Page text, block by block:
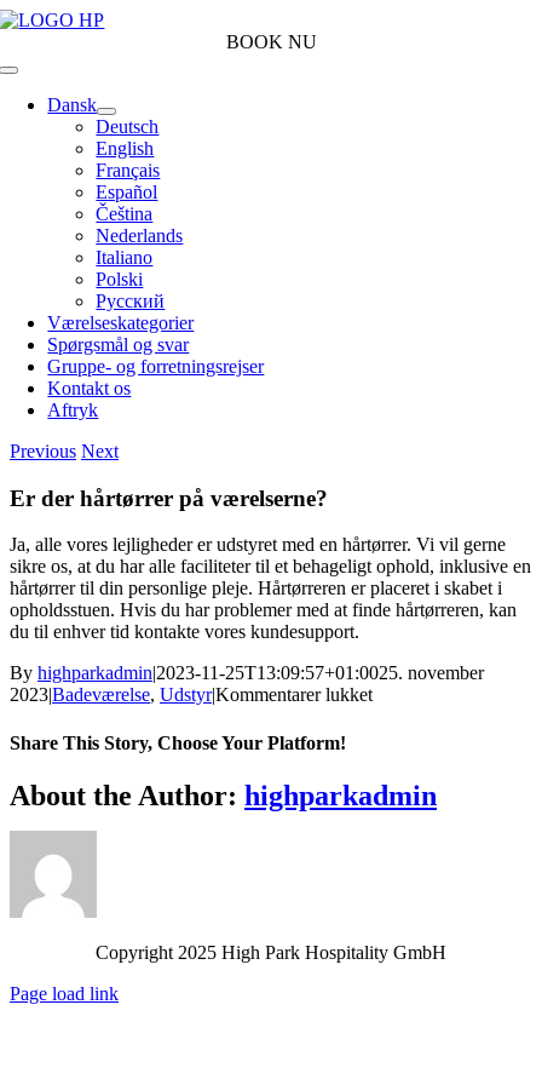
Skip
content
BOOK NU
Toggle
NavigationDansk
Deutsch
English
Français
Español
Čeština
Nederlands
Italiano
Polski
Русский
Værelseskategorier
Spørgsmål og svar
Gruppe- og forretningsrejser
Kontakt os
Aftryk
Previous Next
Er der hårtørrer på værelserne?
Ja, alle vores lejligheder er udstyret med en hårtørrer. Vi vil gerne
sikre os, at du har alle faciliteter til et behageligt ophold, inklusive en
hårtørrer til din personlige pleje. Hårtørreren er placeret i skabet i
opholdsstuen. Hvis du har problemer med at finde hårtørreren, kan
du til enhver tid kontakte vores kundesupport.
By highparkadmin|2023-11-25T13:09:57+01:0025. november
2023|Badeværelse, Udstyr|Kommentarer lukkettil
på
værelserne?
Share This Story, Choose Your Platform!
Facebook
Twitter
Reddit
LinkedIn
WhatsApp
Telegram
Tumblr
Pinterest
Vk
Xing
Email
About the Author: highparkadmin
Copyright 2025 High Park Hospitality GmbH
Page load link